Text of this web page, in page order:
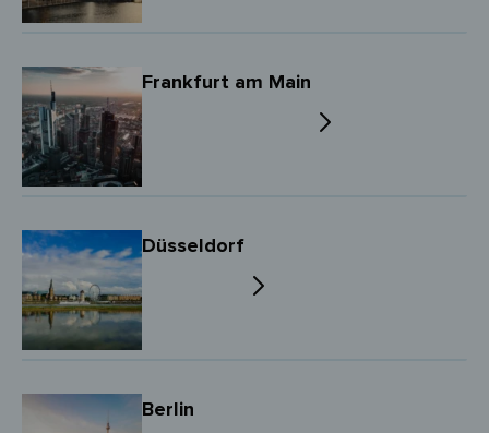
Frankfurt am Main
Düsseldorf
Berlin